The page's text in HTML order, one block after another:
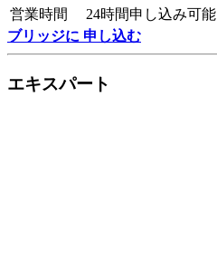
営業時間
24時間申し込み可能
ブリッジに 申し込む
エキスパート